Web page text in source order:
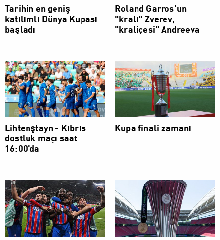
Tarihin en geniş
katılımlı Dünya Kupası
başladı
Roland Garros'un
"kralı" Zverev,
"kraliçesi" Andreeva
Lihtenştayn - Kıbrıs
dostluk maçı saat
16:00'da
Kupa finali zamanı